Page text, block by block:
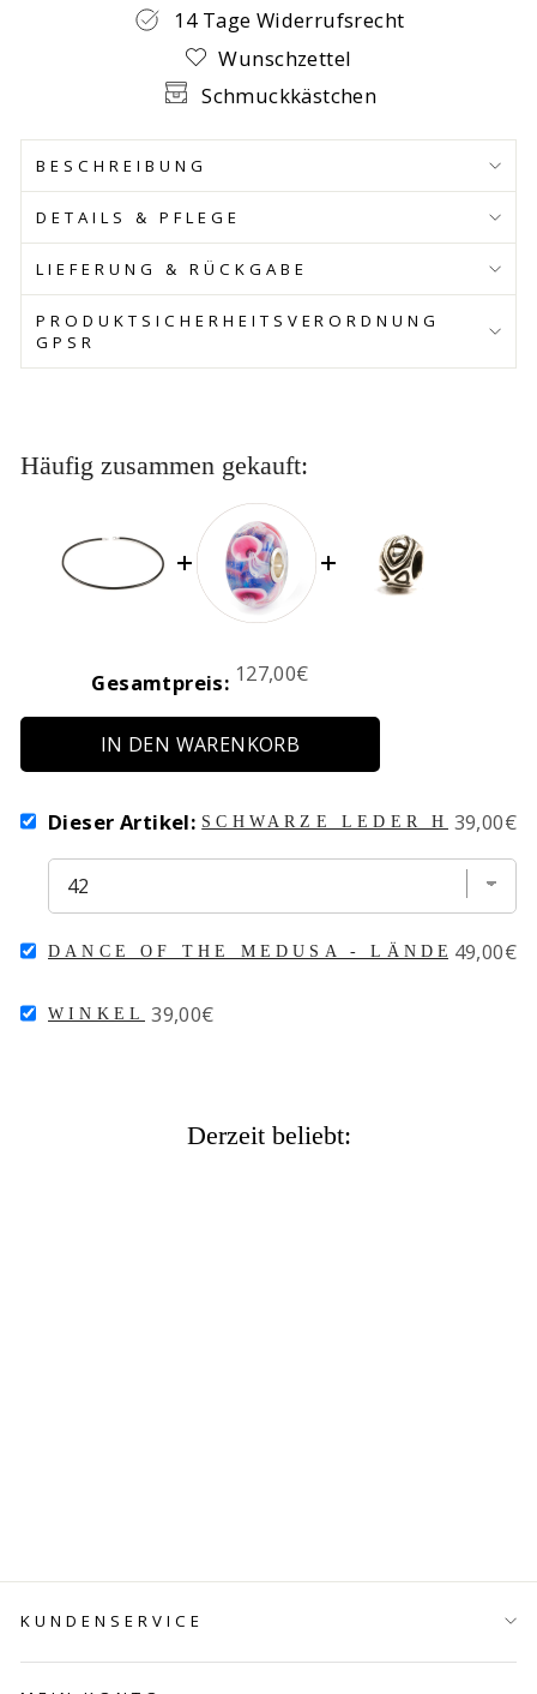
14 Tage Widerrufsrecht
Wunschzettel
Schmuckkästchen
BESCHREIBUNG
DETAILS & PFLEGE
LIEFERUNG & RÜCKGABE
PRODUKTSICHERHEITSVERORDNUNG
GPSR
Häufig zusammen gekauft:
Gesamtpreis: Price
127,00€
IN DEN WARENKORB
SELECT
LEDER
HALSKETTE
Dieser Artikel: SCHWARZE LEDER Price
39,00€
SELECT
THE
DANCE OF THE MEDUSA - LÄNDERPrice
49,00€
SELECT
WINKEL Price
39,00€
Derzeit beliebt:
KUNDENSERVICE